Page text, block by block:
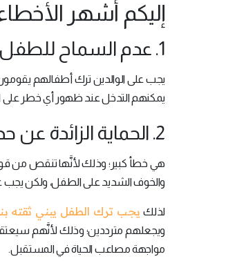
إليكم أشهر
1. عدم السماح للطفل بهامش من المغامرة:
يجب على الوالدين ترك أطفالهم
يمكنهم التدخل عند ظهور أي خطر على
2. الحماية الزائدة عن حدها:
هي خطأ كبير؛ وذلك لأنَّها تنقص من قوة
والخوف الشديد على الطفل، ولكن
لذلك يجب ترك الطفل يبني ثقته
ويجعلهم مترددين؛ وذلك لأنَّهم
مواجهة مصاعب الحياة في المستقبل.